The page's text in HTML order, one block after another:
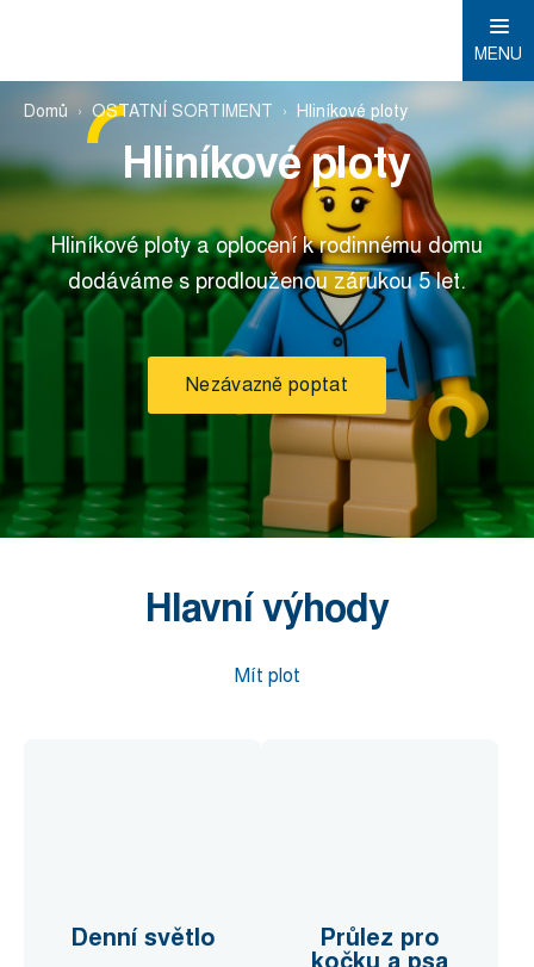
MENU
Domů OSTATNÍ SORTIMENT Hliníkové ploty
Hliníkové ploty
Hliníkové ploty a oplocení k rodinnému domu
dodáváme s prodlouženou zárukou 5 let.
Nezávazně poptat
Hlavní výhody
Mít plot
Denní světlo Průlez pro